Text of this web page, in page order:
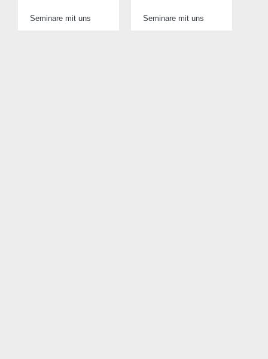
Seminare mit uns Seminare mit uns